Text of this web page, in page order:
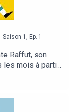
Saison 1 , Ep. 1
Raffut, son
les mois à partir
la
aux basques
par
Héron.